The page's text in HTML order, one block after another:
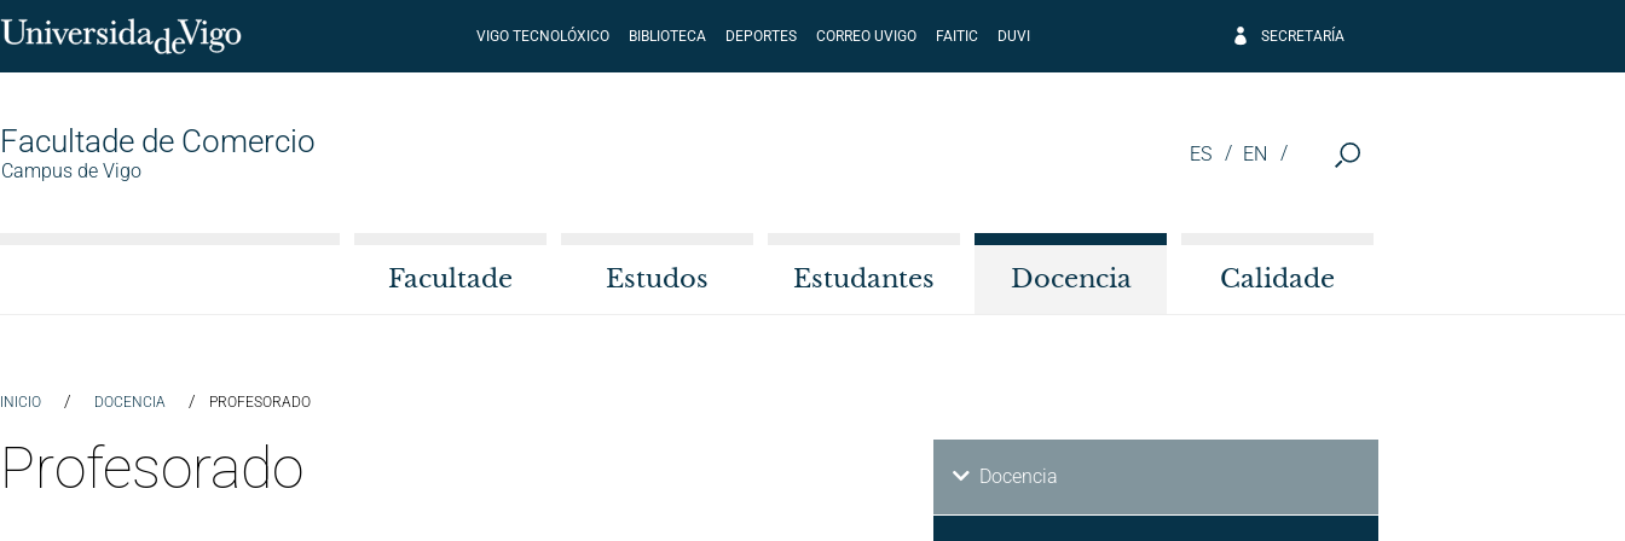
VIGO TECNOLÓXICO BIBLIOTECA DEPORTES CORREO UVIGO FAITIC DUVI SECRETARÍA
Facultade de Comercio
Campus de Vigo
ES EN
Facultade Estudos Estudantes Docencia Calidade
INICIO / DOCENCIA / PROFESORADO
Profesorado Docencia